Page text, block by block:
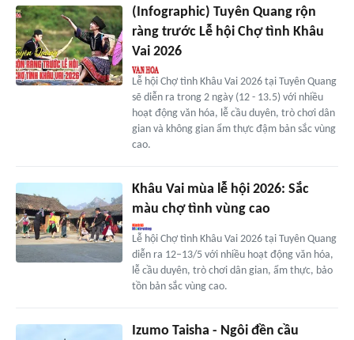
(Infographic) Tuyên Quang rộn
ràng trước Lễ hội Chợ tình Khâu
Vai 2026
Lễ hội Chợ tình Khâu Vai 2026 tại Tuyên Quang
sẽ diễn ra trong 2 ngày (12 - 13.5) với nhiều
hoạt động văn hóa, lễ cầu duyên, trò chơi dân
gian và không gian ẩm thực đậm bản sắc vùng
cao.
Khâu Vai mùa lễ hội 2026: Sắc
màu chợ tình vùng cao
Lễ hội Chợ tình Khâu Vai 2026 tại Tuyên Quang
diễn ra 12–13/5 với nhiều hoạt động văn hóa,
lễ cầu duyên, trò chơi dân gian, ẩm thực, bảo
tồn bản sắc vùng cao.
Izumo Taisha - Ngôi đền cầu